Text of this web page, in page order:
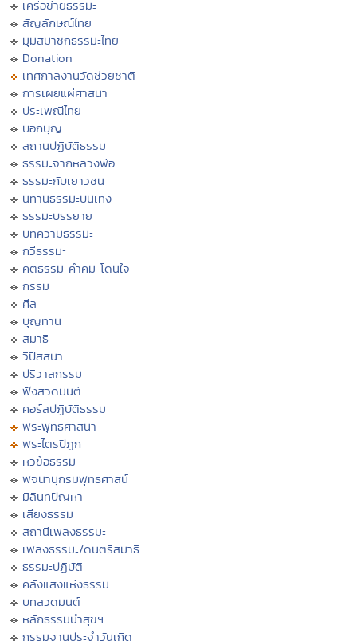
เครือข่ายธรรมะ
สัญลักษณ์ไทย
มุมสมาชิกธรรมะไทย
Donation
เทศกาลงานวัดช่วยชาติ
การเผยแผ่ศาสนา
ประเพณีไทย
บอกบุญ
สถานปฏิบัติธรรม
ธรรมะจากหลวงพ่อ
ธรรมะกับเยาวชน
นิทานธรรมะบันเทิง
ธรรมะบรรยาย
บทความธรรมะ
กวีธรรมะ
คติธรรม คำคม โดนใจ
กรรม
ศีล
บุญทาน
สมาธิ
วิปัสสนา
ปริวาสกรรม
ฟังสวดมนต์
คอร์สปฏิบัติธรรม
พระพุทธศาสนา
พระไตรปิฏก
หัวข้อธรรม
พจนานุกรมพุทธศาสน์
มิลินทปัญหา
เสียงธรรม
สถานีเพลงธรรมะ
เพลงธรรมะ/ดนตรีสมาธิ
ธรรมะปฏิบัติ
คลังแสงแห่งธรรม
บทสวดมนต์
หลักธรรมนำสุขฯ
กรรมฐานประจำวันเกิด